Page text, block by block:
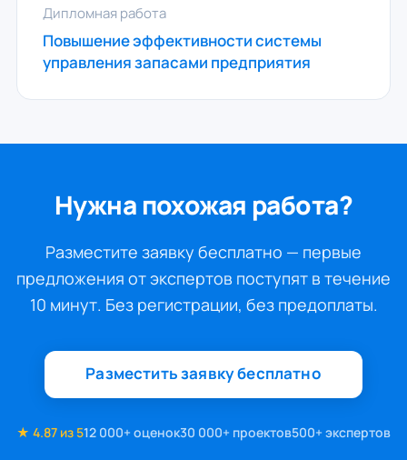
Дипломная работа
Повышение эффективности системы
управления запасами предприятия
Нужна похожая работа?
Разместите заявку бесплатно — первые
предложения от экспертов поступят в течение
10 минут. Без регистрации, без предоплаты.
Разместить заявку бесплатно
★ 4.87 из 512 000+ оценок30 000+ проектов500+ экспертов